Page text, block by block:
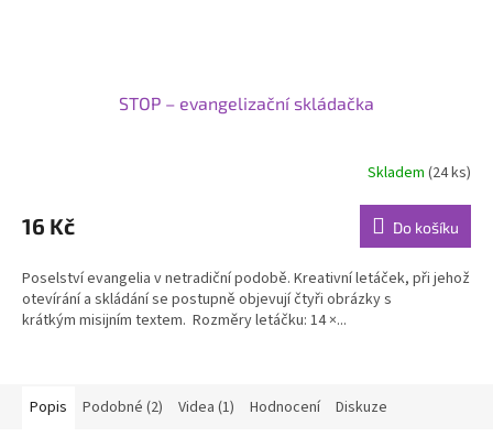
STOP – evangelizační skládačka
Skladem (24 ks)
16 Kč Do košíku
Poselství evangelia v netradiční podobě. Kreativní letáček, při jehož
otevírání a skládání se postupně objevují čtyři obrázky s
krátkým misijním textem. Rozměry letáčku: 14 ×...
Popis Podobné (2) Videa (1) Hodnocení Diskuze